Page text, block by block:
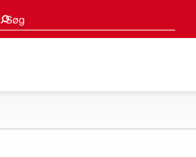
Søg
Søgeresultater